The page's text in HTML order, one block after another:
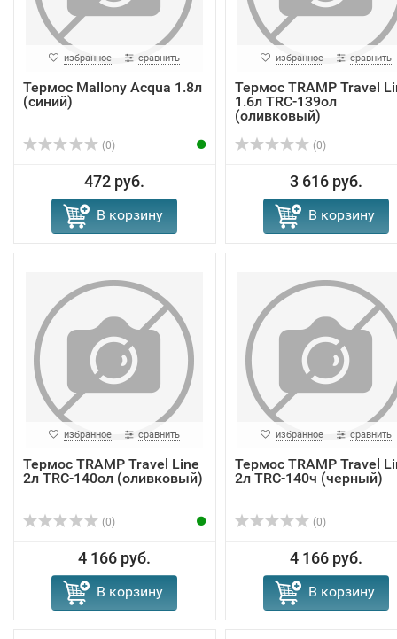
избранное сравнить
Термос Mallony Acqua 1.8л
(синий)
(0)
472 руб.
В корзину
избранное сравнить
Термос TRAMP Travel
1.6л TRC-139ол
(оливковый)
(0)
3 616 руб.
В корзину
избранное сравнить
Термос TRAMP Travel Line
2л TRC-140ол (оливковый)
(0)
4 166 руб.
В корзину
избранное сравнить
Термос TRAMP Travel
2л TRC-140ч (черный)
(0)
4 166 руб.
В корзину